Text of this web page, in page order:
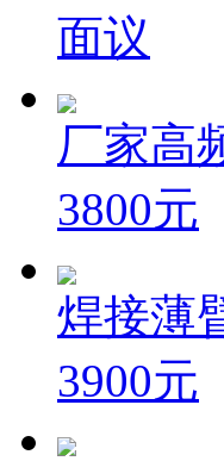
面议
厂家高
3800元
焊接薄
3900元